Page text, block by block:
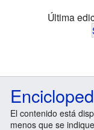
Última
El contenido está
menos que se